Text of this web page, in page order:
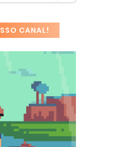
CANAL!